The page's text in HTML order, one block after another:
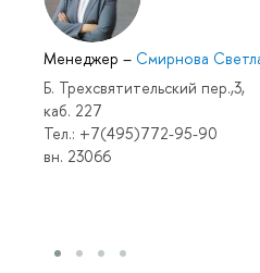
Менеджер – Смирнова
Б. Трехсвятительский пер.,3,
каб. 227
Тел.: +7(495)772-95-90
вн. 23066